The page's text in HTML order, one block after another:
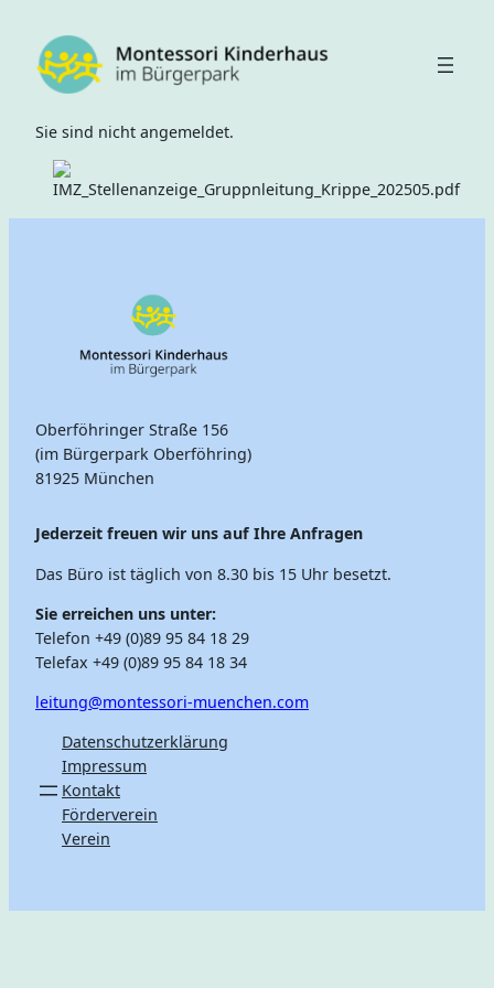
Inhalt
springen
Sie sind nicht angemeldet.
Oberföhringer Straße 156
(im Bürgerpark Oberföhring)
81925 München
Jederzeit freuen wir uns auf Ihre Anfragen
Das Büro ist täglich von 8.30 bis 15 Uhr besetzt.
Sie erreichen uns unter:
Telefon +49 (0)89 95 84 18 29
Telefax +49 (0)89 95 84 18 34
leitung@montessori-muenchen.com
Datenschutzerklärung
Impressum
Kontakt
Förderverein
Verein